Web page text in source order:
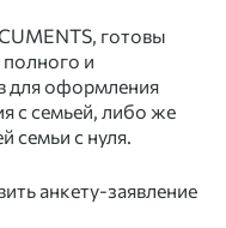
готовы
и
для оформления
с семьей, либо же
семьи с нуля.
анкету-заявление